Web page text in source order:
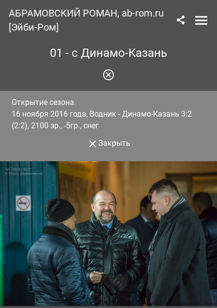
АБРАМОВСКИЙ РОМАН, ab-rom.ru
[Эйби-Ром]
01 - с Динамо-Казань
Открытие сезона.
16 ноября 2016 года, Водник - Динамо-Казань 3:2
(2:2), 2100 зр., -5гр., снег
Закрыть